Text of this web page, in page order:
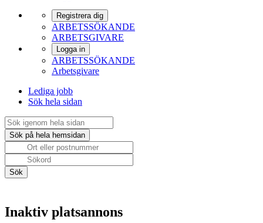
Registrera dig
ARBETSSÖKANDE
ARBETSGIVARE
Logga in
ARBETSSÖKANDE
Arbetsgivare
Lediga jobb
Sök hela sidan
Inaktiv platsannons